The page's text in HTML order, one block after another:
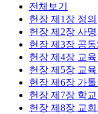
전체보기
헌장 제1장 정의
헌장 제2장 사명
헌장 제3장 공
헌장 제4장 교
헌장 제5장 교
헌장 제6장 가
헌장 제7장 학
헌장 제8장 교회